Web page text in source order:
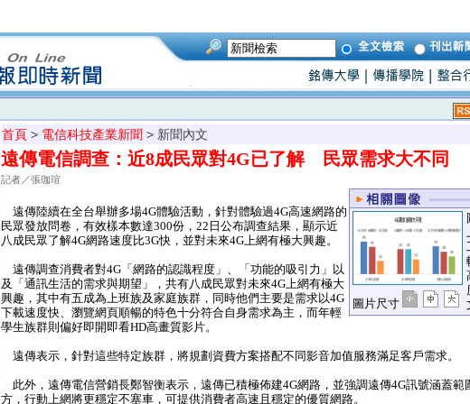
首頁 > 電信科技產業新聞 > 新聞內文
遠傳電信調查：近8成民眾對4G已了解 民眾需求大不同
記者／張珈瑄
圖片尺寸
遠傳陸續在全台舉辦多場4G體驗活動，針對體驗過4G高速網路的
民眾發放問卷，有效樣本數達300份，22日公布調查結果，顯示近
八成民眾了解4G網路速度比3G快，並對未來4G上網有極大興趣。
遠傳調查消費者對4G「網路的認識程度」、「功能的吸引力」以
及「通訊生活的需求與期望」，共有八成民眾對未來4G上網有極大
興趣，其中有五成為上班族及家庭族群，同時他們主要是需求以4G
下載速度快、瀏覽網頁順暢的特色十分符合自身需求為主，而年輕
學生族群則偏好即開即看HD高畫質影片。
遠傳表示，針對這些特定族群，將規劃資費方案搭配不同影音加值服務滿足客戶需求。
此外，遠傳電信營銷長鄭智衡表示，遠傳已積極佈建4G網路，並強調遠傳4G訊號涵蓋範
方，行動上網將更穩定不塞車，可提供消費者高速且穩定的優質網路。